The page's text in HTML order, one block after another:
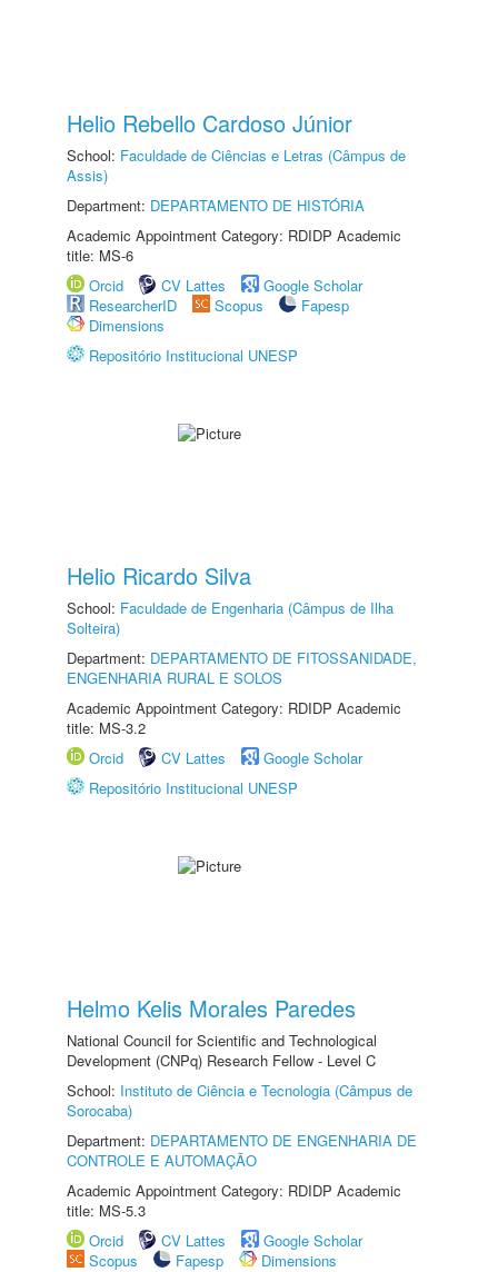
Helio Rebello Cardoso Júnior
School: Faculdade de Ciências e Letras (Câmpus de
Assis)
Department: DEPARTAMENTO DE HISTÓRIA
Academic Appointment Category: RDIDP Academic
title: MS-6
Orcid
CV Lattes
Google Scholar
ResearcherID
Scopus
Fapesp
Dimensions
Repositório Institucional UNESP
Helio Ricardo Silva
School: Faculdade de Engenharia (Câmpus de Ilha
Solteira)
Department: DEPARTAMENTO DE FITOSSANIDADE,
ENGENHARIA RURAL E SOLOS
Academic Appointment Category: RDIDP Academic
title: MS-3.2
Orcid
CV Lattes
Google Scholar
Repositório Institucional UNESP
Helmo Kelis Morales Paredes
National Council for Scientific and Technological
Development (CNPq) Research Fellow - Level C
School: Instituto de Ciência e Tecnologia (Câmpus de
Sorocaba)
Department: DEPARTAMENTO DE ENGENHARIA DE
CONTROLE E AUTOMAÇÃO
Academic Appointment Category: RDIDP Academic
title: MS-5.3
Orcid
CV Lattes
Google Scholar
Scopus
Fapesp
Dimensions